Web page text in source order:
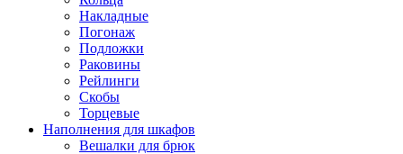
Накладные
Погонаж
Подложки
Раковины
Рейлинги
Скобы
Торцевые
Наполнения для шкафов
Вешалки для брюк